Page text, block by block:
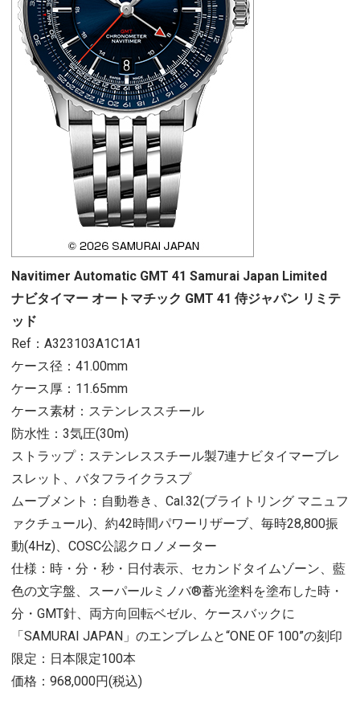
Navitimer Automatic GMT 41 Samurai Japan Limited
ナビタイマー オートマチック GMT 41 侍ジャパン リミテ
ッド
Ref：A323103A1C1A1
ケース径：41.00mm
ケース厚：11.65mm
ケース素材：ステンレススチール
防水性：3気圧(30m)
ストラップ：ステンレススチール製7連ナビタイマーブレ
スレット、バタフライクラスプ
ムーブメント：自動巻き、Cal.32(ブライトリング マニュフ
ァクチュール)、約42時間パワーリザーブ、毎時28,800振
動(4Hz)、COSC公認クロノメーター
仕様：時・分・秒・日付表示、セカンドタイムゾーン、藍
色の文字盤、スーパールミノバ®蓄光塗料を塗布した時・
分・GMT針、両方向回転ベゼル、ケースバックに
「SAMURAI JAPAN」のエンブレムと“ONE OF 100”の刻印
限定：日本限定100本
価格：968,000円(税込)